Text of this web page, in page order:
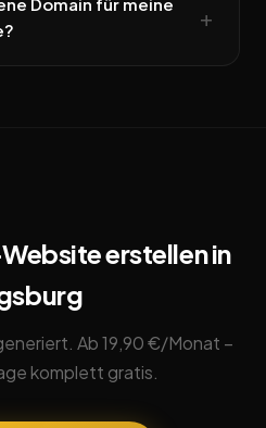
Domain für meine
erstellen in
Ab 19,90 €/Monat –
komplett gratis.